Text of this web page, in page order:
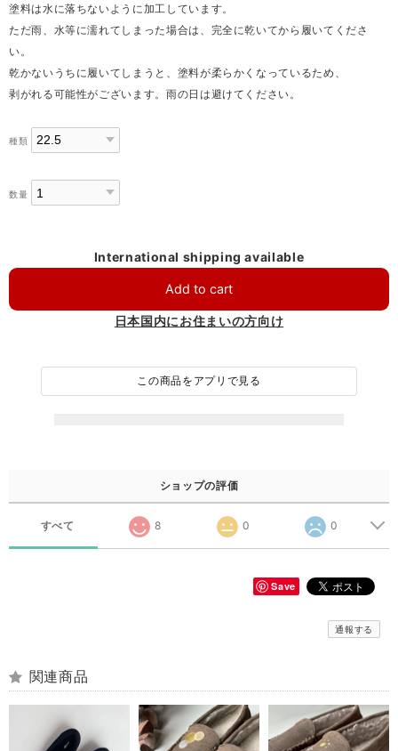
塗料は水に落ちないように加工しています。
ただ雨、水等に濡れてしまった場合は、完全に乾いてから履いてくださ
い。
乾かないうちに履いてしまうと、塗料が柔らかくなっているため、
剥がれる可能性がございます。雨の日は避けてください。
種類
数量
International shipping available
Add to cart
日本国内にお住まいの方向け
この商品をアプリで見る
ショップの評価
すべて 8 0 0
Save
通報する
関連商品